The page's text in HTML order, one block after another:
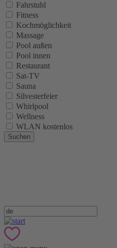
Fahrstuhl
Fitness
Kochmöglichkeit
Massage
Pool außen
Pool innen
Restaurant
Sat-TV
Sauna
Silvesterfeier
Whirlpool
Wellness
WLAN kostenlos
Suchen